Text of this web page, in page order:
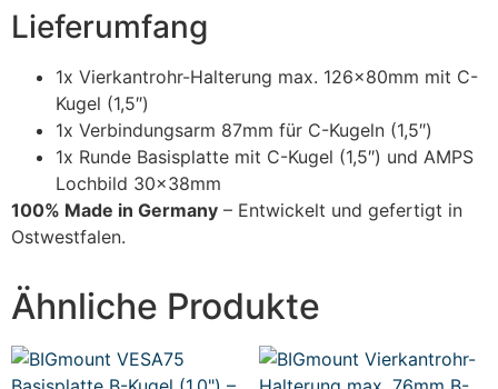
Lieferumfang
1x Vierkantrohr-Halterung max. 126x80mm mit C-
Kugel (1,5″)
1x Verbindungsarm 87mm für C-Kugeln (1,5″)
1x Runde Basisplatte mit C-Kugel (1,5″) und AMPS
Lochbild 30x38mm
100% Made in Germany – Entwickelt und gefertigt in
Ostwestfalen.
Ähnliche Produkte